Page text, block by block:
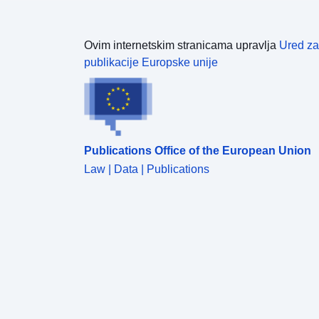
Ovim internetskim stranicama upravlja Ured za
publikacije Europske unije
Publications Office of the European Union
Law | Data | Publications